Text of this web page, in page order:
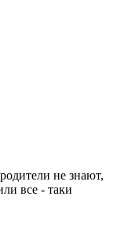
не знают,
все - таки